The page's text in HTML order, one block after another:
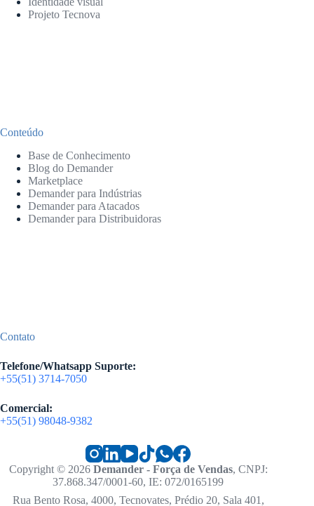
Projeto Tecnova
Conteúdo
Base de Conhecimento
Blog do Demander
Marketplace
Demander para Indústrias
Demander para Atacados
Demander para Distribuidoras
Contato
Telefone/Whatsapp Suporte:
+55(51) 3714-7050
Comercial:
+55(51) 98048-9382
Copyright © 2026 Demander - Força de Vendas, CNPJ:
37.868.347/0001-60, IE: 072/0165199
Rua Bento Rosa, 4000, Tecnovates, Prédio 20, Sala 401,